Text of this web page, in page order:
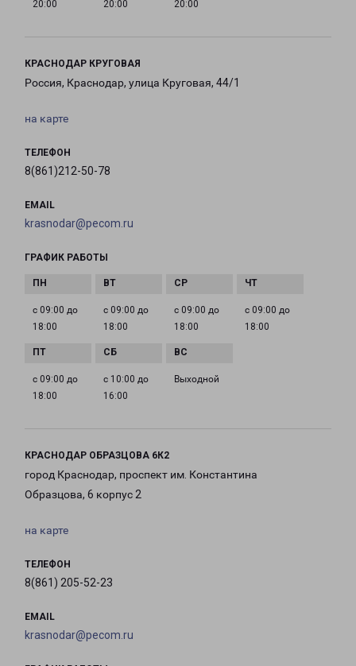
20:00
20:00
20:00
КРАСНОДАР КРУГОВАЯ
Россия, Краснодар, улица Круговая, 44/1
на карте
ТЕЛЕФОН
8(861)212-50-78
EMAIL
krasnodar@pecom.ru
ГРАФИК РАБОТЫ
с 09:00 до
18:00
с 09:00 до
18:00
с 09:00 до
18:00
с 09:00 до
18:00
с 09:00 до
18:00
с 10:00 до
16:00
Выходной
КРАСНОДАР ОБРАЗЦОВА 6К2
город Краснодар, проспект им. Константина
Образцова, 6 корпус 2
на карте
ТЕЛЕФОН
8(861) 205-52-23
EMAIL
krasnodar@pecom.ru